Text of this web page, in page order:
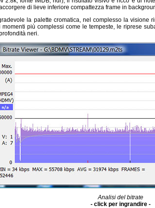
di lieve inferiore compattezza frame in
la palette cromatica, nel complesso la visione
momenti più complessi come le tempeste, le riprese
neri.
Analisi del bitrate
- click per ingrandire -